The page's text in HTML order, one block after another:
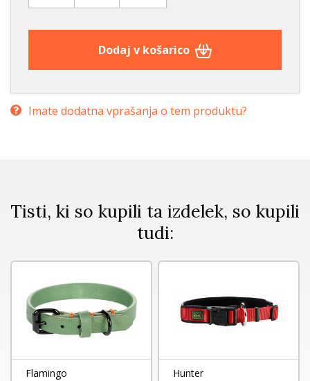
Dodaj v košarico
Imate dodatna vprašanja o tem produktu?
Tisti, ki so kupili ta izdelek, so kupili
tudi:
Flamingo
Hunter